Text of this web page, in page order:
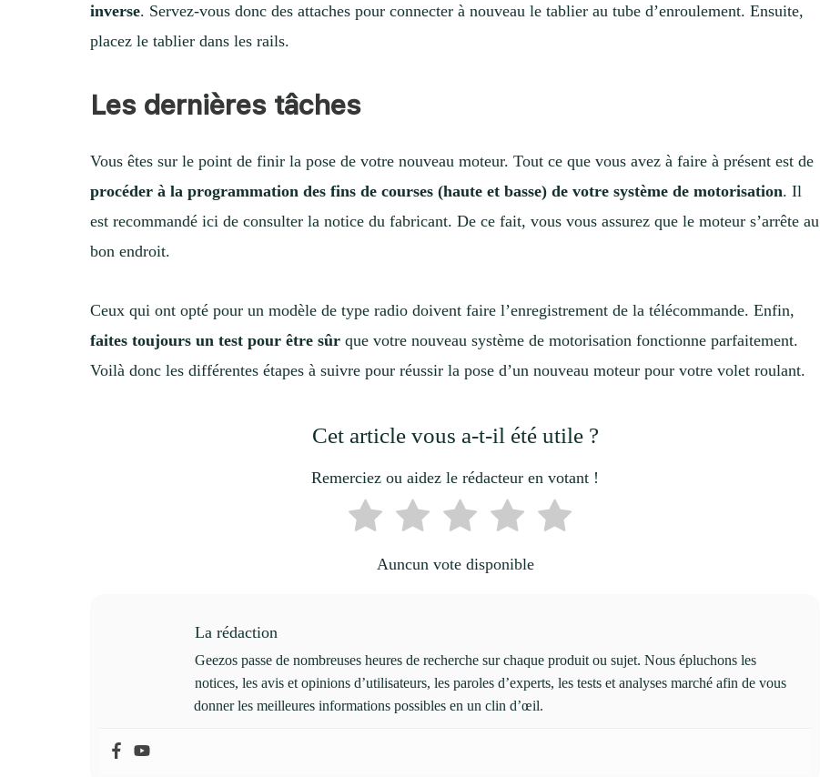
inverse. Servez-vous donc des attaches pour connecter à nouveau le tablier au tube d’enroulement. Ensuite,
placez le tablier dans les rails.
Les dernières tâches
Vous êtes sur le point de finir la pose de votre nouveau moteur. Tout ce que vous avez à faire à présent est de
procéder à la programmation des fins de courses (haute et basse) de votre système de motorisation. Il
est recommandé ici de consulter la notice du fabricant. De ce fait, vous vous assurez que le moteur s’arrête au
bon endroit.
Ceux qui ont opté pour un modèle de type radio doivent faire l’enregistrement de la télécommande. Enfin,
faites toujours un test pour être sûr que votre nouveau système de motorisation fonctionne parfaitement.
Voilà donc les différentes étapes à suivre pour réussir la pose d’un nouveau moteur pour votre volet roulant.
Cet article vous a-t-il été utile ?
Remerciez ou aidez le rédacteur en votant !
Auncun vote disponible
La rédaction
Geezos passe de nombreuses heures de recherche sur chaque produit ou sujet. Nous épluchons les
notices, les avis et opinions d’utilisateurs, les paroles d’experts, les tests et analyses marché afin de vous
donner les meilleures informations possibles en un clin d’œil.